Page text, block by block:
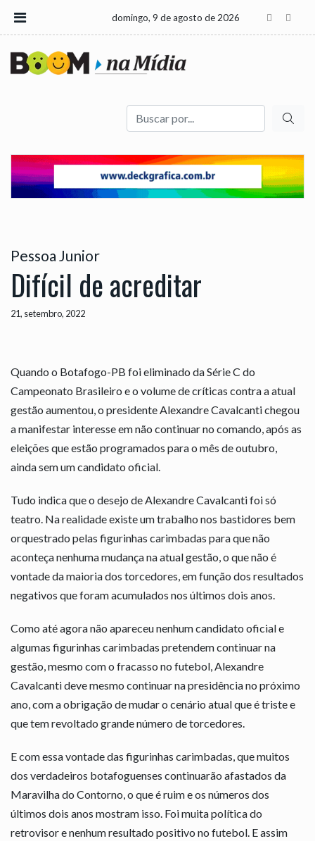
domingo, 9 de agosto de 2026
Buscar
Pessoa Junior
Difícil de acreditar
21, setembro, 2022
Quando o Botafogo-PB foi eliminado da Série C do
Campeonato Brasileiro e o volume de críticas contra a atual
gestão aumentou, o presidente Alexandre Cavalcanti chegou
a manifestar interesse em não continuar no comando, após as
eleições que estão programados para o mês de outubro,
ainda sem um candidato oficial.
Tudo indica que o desejo de Alexandre Cavalcanti foi só
teatro. Na realidade existe um trabalho nos bastidores bem
orquestrado pelas figurinhas carimbadas para que não
aconteça nenhuma mudança na atual gestão, o que não é
vontade da maioria dos torcedores, em função dos resultados
negativos que foram acumulados nos últimos dois anos.
Como até agora não apareceu nenhum candidato oficial e
algumas figurinhas carimbadas pretendem continuar na
gestão, mesmo com o fracasso no futebol, Alexandre
Cavalcanti deve mesmo continuar na presidência no próximo
ano, com a obrigação de mudar o cenário atual que é triste e
que tem revoltado grande número de torcedores.
E com essa vontade das figurinhas carimbadas, que muitos
dos verdadeiros botafoguenses continuarão afastados da
Maravilha do Contorno, o que é ruim e os números dos
últimos dois anos mostram isso. Foi muita política do
retrovisor e nenhum resultado positivo no futebol. E assim